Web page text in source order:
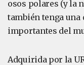
osos polares (y la
también tenga una
importantes del
Adquirida por la